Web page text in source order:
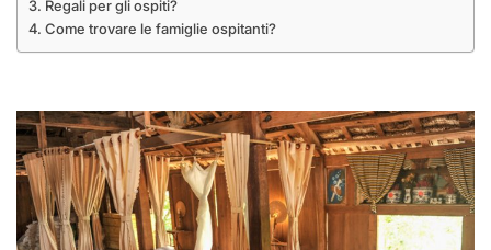
Regali per gli ospiti?
Come trovare le famiglie ospitanti?